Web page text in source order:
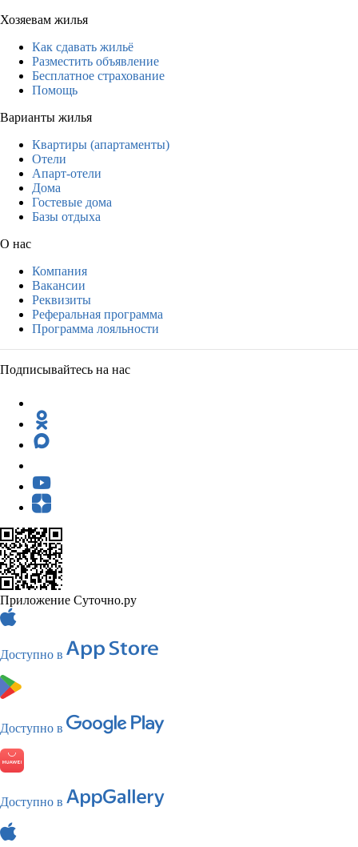
Хозяевам жилья
Как сдавать жильё
Разместить объявление
Бесплатное страхование
Помощь
Варианты жилья
Квартиры (апартаменты)
Отели
Апарт-отели
Дома
Гостевые дома
Базы отдыха
О нас
Компания
Вакансии
Реквизиты
Реферальная программа
Программа лояльности
Подписывайтесь на нас
Приложение Суточно.ру
Доступно в
Доступно в
Доступно в